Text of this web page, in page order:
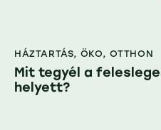
HÁZTARTÁS, ÖKO, OTTHON
Mit tegyél a
helyett?